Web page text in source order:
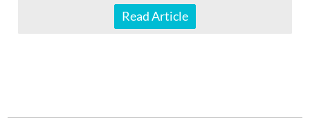
Read Article